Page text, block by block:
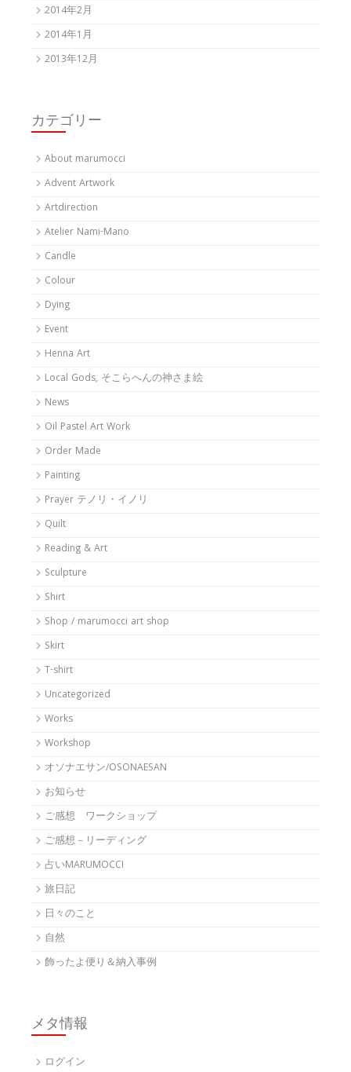
2014年2月
2014年1月
2013年12月
カテゴリー
About marumocci
Advent Artwork
Artdirection
Atelier Nami-Mano
Candle
Colour
Dying
Event
Henna Art
Local Gods, そこらへんの神さま絵
News
Oil Pastel Art Work
Order Made
Painting
Prayer テノリ・イノリ
Quilt
Reading & Art
Sculpture
Shirt
Shop / marumocci art shop
Skirt
T-shirt
Uncategorized
Works
Workshop
オソナエサン/OSONAESAN
お知らせ
ご感想 ワークショップ
ご感想－リーディング
占いMARUMOCCI
旅日記
日々のこと
自然
飾ったよ便り＆納入事例
メタ情報
ログイン